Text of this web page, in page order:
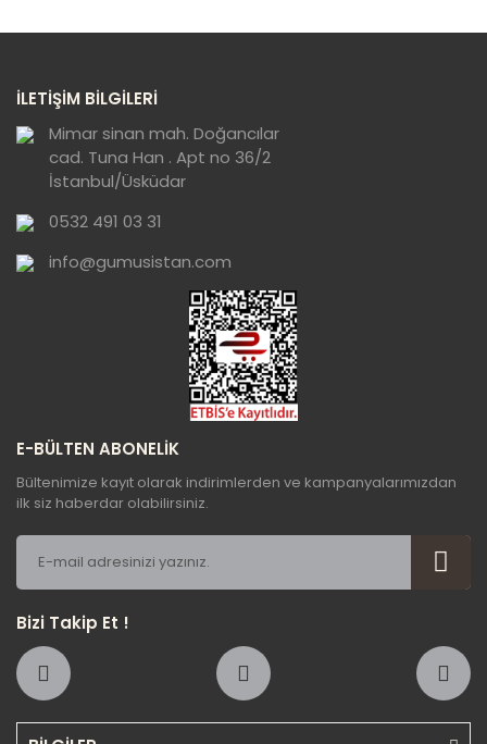
İLETİŞİM BİLGİLERİ
Mimar sinan mah. Doğancılar
cad. Tuna Han . Apt no 36/2
İstanbul/Üsküdar
0532 491 03 31
info@gumusistan.com
E-BÜLTEN ABONELİK
Bültenimize kayıt olarak indirimlerden ve kampanyalarımızdan
ilk siz haberdar olabilirsiniz.
Bizi Takip Et !